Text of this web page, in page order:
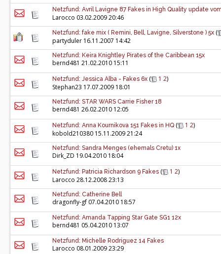
Netzfund: Avril Lavigne 87 Fakes in High Quality update
Larocco 03.02.2009 20:46
Netzfund: fake mix ( Remini, Bell, Lavigne, Silverstone ) 5x (
partyduler 16.11.2007 14:42
Netzfund: Keira Knightley Pirates of the Caribbean 15x
bernd481 21.02.2010 15:11
Netzfund: Jessica Alba - Fakes 6x ( 1 2)
Stephan23 17.07.2009 18:01
Netzfund: STAR WARS Carrie Fisher 18
bernd481 26.02.2010 12:05
Netzfund: Anna Kournikova 151 Fakes in HQ ( 1 2)
kobold210380 15.11.2009 21:24
Netzfund: Sandra Menges (ehemals Cretu) 1x
Dirk_ZD 19.04.2010 18:04
Netzfund: Patricia Richardson 9 Fakes ( 1 2)
Larocco 28.12.2008 23:13
Netzfund: Catherine Bell
dragonfly-gf 07.04.2010 18:57
Netzfund: Amanda Tapping Star Gate SG1 12x
bernd481 05.04.2010 13:07
Netzfund: Michelle Rodriguez 14 Fakes
Larocco 08.01.2009 23:29